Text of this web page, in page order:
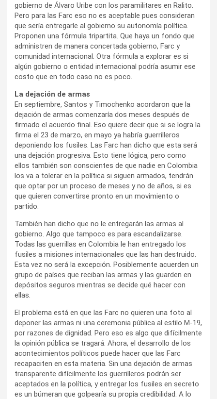
gobierno de Álvaro Uribe con los paramilitares en Ralito.
Pero para las Farc eso no es aceptable pues consideran
que sería entregarle al gobierno su autonomía política.
Proponen una fórmula tripartita. Que haya un fondo que
administren de manera concertada gobierno, Farc y
comunidad internacional. Otra fórmula a explorar es si
algún gobierno o entidad internacional podría asumir ese
costo que en todo caso no es poco.
La dejación de armas
En septiembre, Santos y Timochenko acordaron que la
dejación de armas comenzaría dos meses después de
firmado el acuerdo final. Eso quiere decir que si se logra la
firma el 23 de marzo, en mayo ya habría guerrilleros
deponiendo los fusiles. Las Farc han dicho que esta será
una dejación progresiva. Esto tiene lógica, pero como
ellos también son conscientes de que nadie en Colombia
los va a tolerar en la política si siguen armados, tendrán
que optar por un proceso de meses y no de años, si es
que quieren convertirse pronto en un movimiento o
partido.
También han dicho que no le entregarán las armas al
gobierno. Algo que tampoco es para escandalizarse.
Todas las guerrillas en Colombia le han entregado los
fusiles a misiones internacionales que las han destruido.
Esta vez no será la excepción. Posiblemente acuerden un
grupo de países que reciban las armas y las guarden en
depósitos seguros mientras se decide qué hacer con
ellas.
El problema está en que las Farc no quieren una foto al
deponer las armas ni una ceremonia pública al estilo M-19,
por razones de dignidad. Pero eso es algo que difícilmente
la opinión pública se tragará. Ahora, el desarrollo de los
acontecimientos políticos puede hacer que las Farc
recapaciten en esta materia. Sin una dejación de armas
transparente difícilmente los guerrilleros podrán ser
aceptados en la política, y entregar los fusiles en secreto
es un búmeran que golpearía su propia credibilidad. A lo